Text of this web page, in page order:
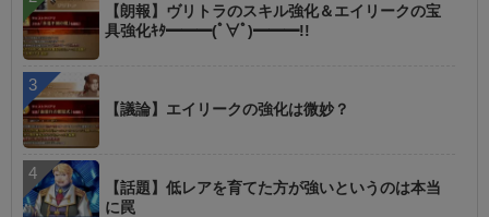
【朗報】ヴリトラのスキル強化＆エイリークの宝
具強化ｷﾀ━━━(ﾟ∀ﾟ)━━━!!
【議論】エイリークの強化は微妙？
【話題】低レアを育てた方が強いというのは本当
に罠